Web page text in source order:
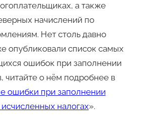
а также
начислений по
Нет столь давно
опубликовали список самых
ошибок при заполнении
читайте о нём подробнее в
ошибки при заполнении
налогах».